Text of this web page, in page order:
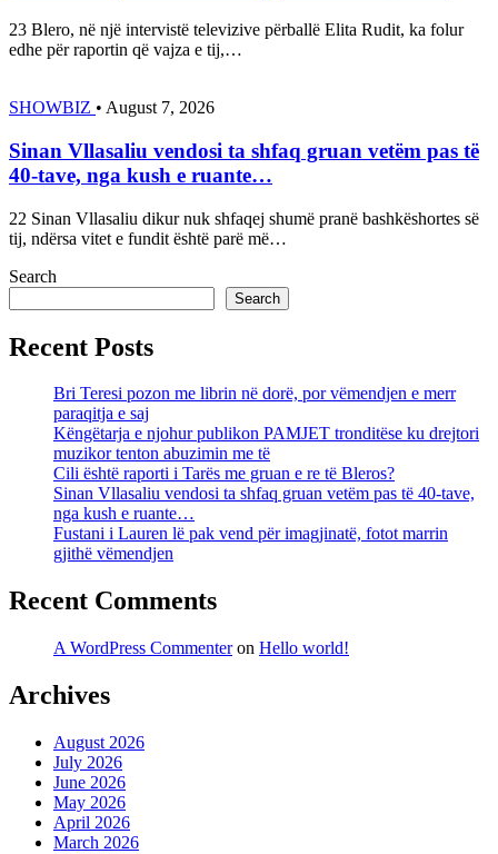
23 Blero, në një intervistë televizive përballë Elita Rudit, ka folur
edhe për raportin që vajza e tij,…
SHOWBIZ • August 7, 2026
Sinan Vllasaliu vendosi ta shfaq gruan vetëm pas të
40-tave, nga kush e ruante…
22 Sinan Vllasaliu dikur nuk shfaqej shumë pranë bashkëshortes së
tij, ndërsa vitet e fundit është parë më…
Search
Search
Recent Posts
Bri Teresi pozon me librin në dorë, por vëmendjen e merr
paraqitja e saj
Këngëtarja e njohur publikon PAMJET tronditëse ku drejtori
muzikor tenton abuzimin me të
Cili është raporti i Tarës me gruan e re të Bleros?
Sinan Vllasaliu vendosi ta shfaq gruan vetëm pas të 40-tave,
nga kush e ruante…
Fustani i Lauren lë pak vend për imagjinatë, fotot marrin
gjithë vëmendjen
Recent Comments
A WordPress Commenteron Hello world!
Archives
August 2026
July 2026
June 2026
May 2026
April 2026
March 2026